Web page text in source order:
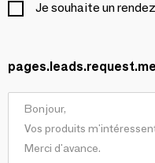
Je souhaite un